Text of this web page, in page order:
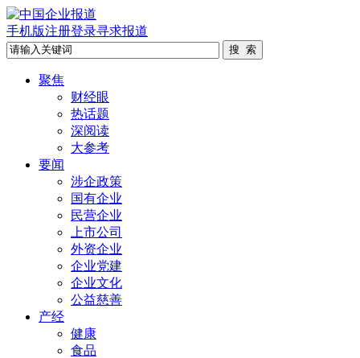
手机版注册登录寻求报道
聚焦
财经眼
热话题
深阅读
大参考
要闻
涉企政策
国有企业
民营企业
上市公司
外资企业
企业党建
企业文化
公益慈善
产经
健康
食品